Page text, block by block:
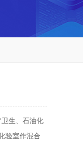
生、石油化
验室作混合